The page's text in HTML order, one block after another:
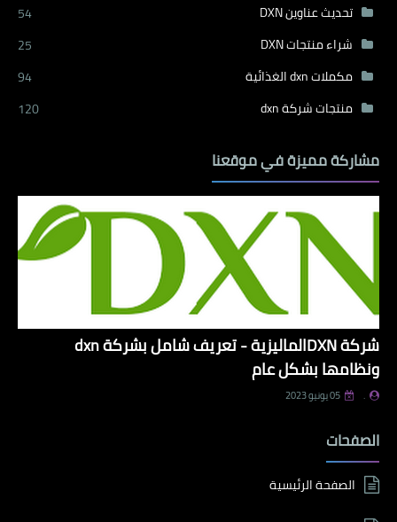
تحديث عناوين DXN
54
شراء منتجات DXN
25
مكملات dxn الغذائية
94
منتجات شركة dxn
120
مشاركة مميزة في موقعنا
شركة DXNالماليزية - تعريف شامل بشركة dxn
ونظامها بشكل عام
. 05 يونيو 2023
الصفحات
الصفحة الرئيسية